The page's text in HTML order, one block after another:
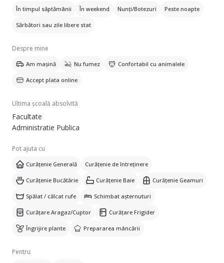
curățenie baie și curățenie geamuri.
Dacă sunteți interesați de un ajutor pentru îngrijirea casei
În timpul săptămânii În weekend Nunți/Botezuri Peste noapte
Sărbători sau zile libere stat
Despre mine
Am mașină Nu fumez Confortabil cu animalele
Accept plata online
Ultima școală absolvită
Facultate
Administratie Publica
Pot ajuta cu
Curățenie Generală Curățenie de întreținere
Curățenie Bucătărie Curățenie Baie Curățenie Geamuri
Spălat / călcat rufe Schimbat așternuturi
Curățare Aragaz/Cuptor Curățare Frigider
Îngrijire plante Prepararea mâncării
Pentru